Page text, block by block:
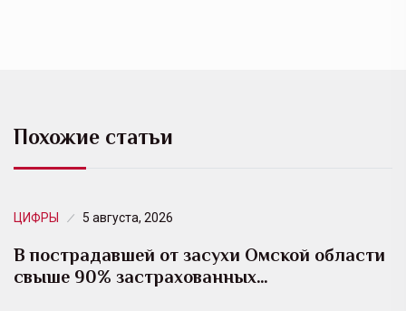
Похожие статьи
ЦИФРЫ 5 августа, 2026
В пострадавшей от засухи Омской области
свыше 90% застрахованных…